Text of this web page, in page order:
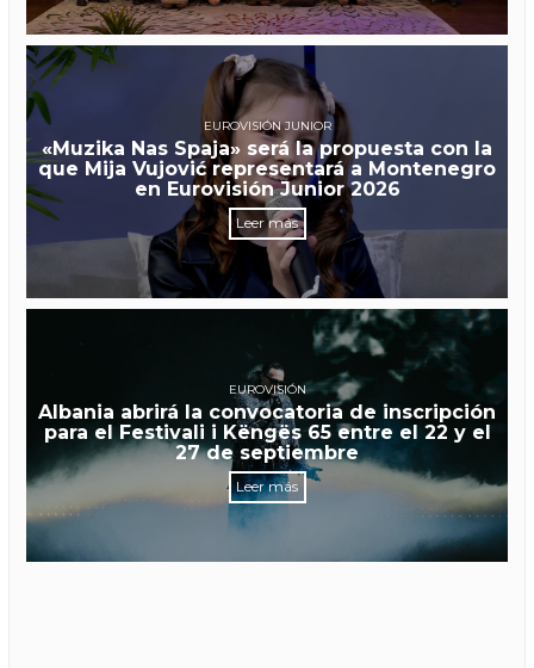
EUROVISIÓN JUNIOR
«Muzika Nas Spaja» será la propuesta con la
que Mija Vujović representará a Montenegro
en Eurovisión Junior 2026
Leer más
EUROVISIÓN
Albania abrirá la convocatoria de inscripción
para el Festivali i Këngës 65 entre el 22 y el
27 de septiembre
Leer más